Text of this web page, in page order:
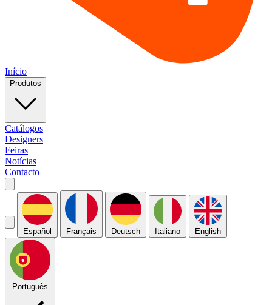
Início
Produtos
Catálogos
Designers
Feiras
Notícias
Contacto
Español Français Deutsch Italiano English
Português